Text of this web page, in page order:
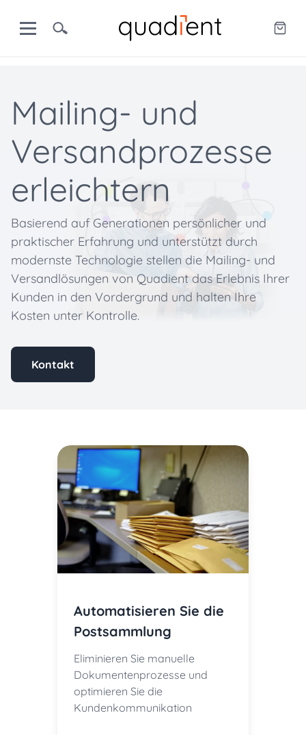
Mailing- und
Versandprozesse
erleichtern
Basierend auf Generationen persönlicher und
praktischer Erfahrung und unterstützt durch
modernste Technologie stellen die Mailing- und
Versandlösungen von Quadient das Erlebnis Ihrer
Kunden in den Vordergrund und halten Ihre
Kosten unter Kontrolle.
Kontakt
Automatisieren Sie die
Postsammlung
Eliminieren Sie manuelle
Dokumentenprozesse und
optimieren Sie die
Kundenkommunikation